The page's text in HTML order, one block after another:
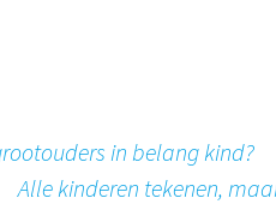
in belang kind?
Alle kinderen tekenen,